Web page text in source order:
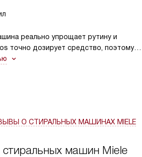
вещи, но при этом конструкция
бережно относится к ткани.
реально упрощает рутину и
точно дозирует средство, поэтому
расход меньше. Быстрые программы и
с пятнами, а режим 20° хорошо
докладывать вещи AddLoad
режимы аккуратно обращаются с
DirectSensor понятен, подсветка
и защита от протечек внушают
О СТИРАЛЬНЫХ МАШИНАХ MIELE
стиральных машин Miele